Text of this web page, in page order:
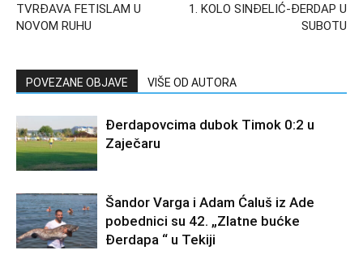
TVRĐAVA FETISLAM U
NOVOM RUHU
1. KOLO SINĐELIĆ-ĐERDAP U
SUBOTU
POVEZANE OBJAVE VIŠE OD AUTORA
Đerdapovcima dubok Timok 0:2 u
Zaječaru
Šandor Varga i Adam Ćaluš iz Ade
pobednici su 42. „Zlatne bućke
Đerdapa “ u Tekiji